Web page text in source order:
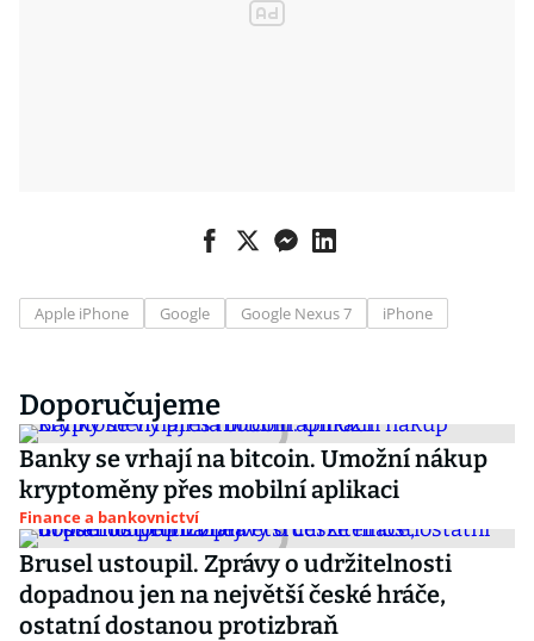
Apple iPhone Google Google Nexus 7 iPhone
Doporučujeme
Banky se vrhají na bitcoin. Umožní nákup
kryptoměny přes mobilní aplikaci
Finance a bankovnictví
Brusel ustoupil. Zprávy o udržitelnosti
dopadnou jen na největší české hráče,
ostatní dostanou protizbraň